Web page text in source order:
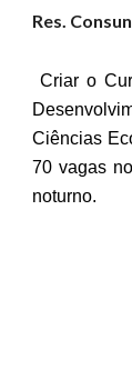
Res.
Criar o
Ciências
70 vagas
noturno.